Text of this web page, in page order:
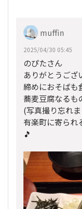
muffin
2025/04/30 05:45
のぴたさん
ありがとうござ
締めにおそばも
蕎麦豆腐なるも
(写真撮り忘れ
有楽町に寄られ
🎵